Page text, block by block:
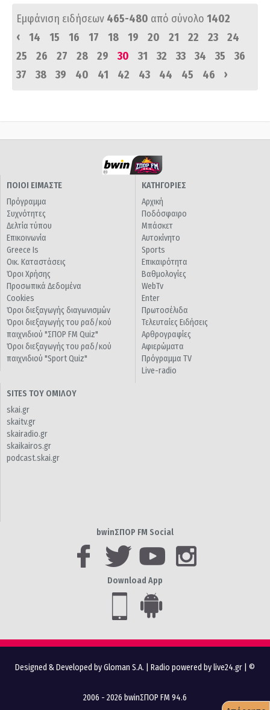
Εμφάνιση ειδήσεων 465-480 από σύνολο 1402
‹
14 15 16 17 18 19 20 21 22 23
24
25
26 27 28 29 30 31 32 33 34 35
36
37
38 39 40 41 42 43 44 45 46 ›
ΠΟΙΟΙ ΕΙΜΑΣΤΕ
Πρόγραμμα
Συχνότητες
Δελτία τύπου
Επικοινωνία
Greece Is
Οικ. Καταστάσεις
Όροι Χρήσης
Προσωπικά Δεδομένα
Cookies
Όροι διεξαγωγής διαγωνισμών
Όροι διεξαγωγής του ραδ/κού
παιχνιδιού "ΣΠΟΡ FM Quiz"
Όροι διεξαγωγής του ραδ/κού
παιχνιδιού "Sport Quiz"
ΚΑΤΗΓΟΡΙΕΣ
Αρχική
Ποδόσφαιρο
Μπάσκετ
Αυτοκίνητο
Sports
Επικαιρότητα
Βαθμολογίες
WebTv
Enter
Πρωτοσέλιδα
Τελευταίες Ειδήσεις
Αρθρογραφίες
Αφιερώματα
Πρόγραμμα TV
Live-radio
SITES ΤΟΥ ΟΜΙΛΟΥ
skai.gr
skaitv.gr
skairadio.gr
skaikairos.gr
podcast.skai.gr
bwinΣΠΟΡ FM Social
Download App
Designed & Developed by Gloman S.A. Radio powered by live24.gr | ©
2006 - 2026 bwinΣΠΟΡ FM 94.6